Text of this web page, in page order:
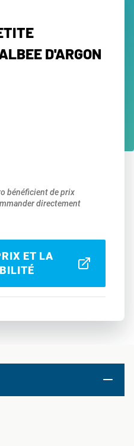
D'ARGON
bénéficient de prix
directement
ET LA